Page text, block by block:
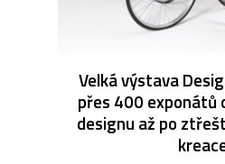
Velká výstava
přes 400 exponátů
designu až po